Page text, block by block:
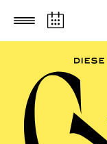
Zum Hauptinhalt